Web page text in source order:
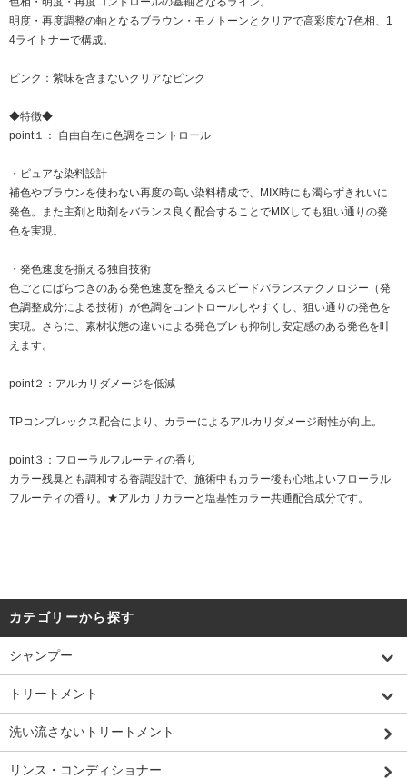
明度・再度調整の軸となるブラウン・モノトーンとクリアで高彩度な7色相、1
4ライトナーで構成。
ピンク：紫味を含まないクリアなピンク
◆特徴◆
point１： 自由自在に色調をコントロール
・ピュアな染料設計
補色やブラウンを使わない再度の高い染料構成で、MIX時にも濁らずきれいに
発色。また主剤と助剤をバランス良く配合することでMIXしても狙い通りの発
色を実現。
・発色速度を揃える独自技術
色ごとにばらつきのある発色速度を整えるスピードバランステクノロジー（発
色調整成分による技術）が色調をコントロールしやすくし、狙い通りの発色を
実現。さらに、素材状態の違いによる発色ブレも抑制し安定感のある発色を叶
えます。
point２：アルカリダメージを低減
TPコンプレックス配合により、カラーによるアルカリダメージ耐性が向上。
point３：フローラルフルーティの香り
カラー残臭とも調和する香調設計で、施術中もカラー後も心地よいフローラル
フルーティの香り。★アルカリカラーと塩基性カラー共通配合成分です。
カテゴリーから探す
シャンプー
トリートメント
洗い流さないトリートメント
リンス・コンディショナー